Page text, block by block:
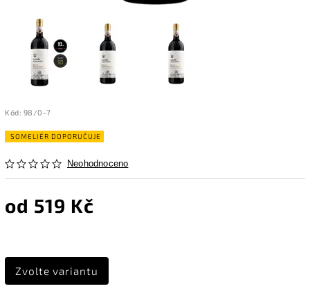
Kód: 98/0-7
SOMELIÉR DOPORUČUJE
Neohodnoceno
od 519 Kč
Zvolte variantu